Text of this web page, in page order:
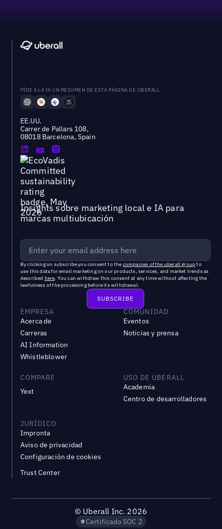
PÍDE A LA IA UN RESUMEN DE ESTA PÁGINA DE UBERALL
EE.UU.
Carrer de Pallars 108,
08018 Barcelona, Spain
Insights sobre marketing local e IA para
marcas multiubicación
By clicking on subscribe you consent to the companies of the uberall groupto
use this data for email marketing on our products, services, and market trends as
described here. You can withdraw this consent at any time without affecting the
lawfulness of the processing before its withdrawal.
EMPRESA
Acerca de
Carreras
AI Information
Whistleblower
COMUNIDAD
Eventos
Noticias y prensa
COMPARE
Yext
USO DE UBERALL
Academia
Centro de desarrolladores
JURÍDICO
Impronta
Aviso de privacidad
Configuración de cookies
Trust Center
© Uberall Inc. 2026
Certificado SOC 2